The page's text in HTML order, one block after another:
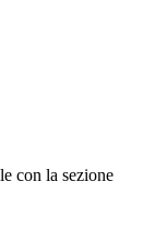
con la sezione